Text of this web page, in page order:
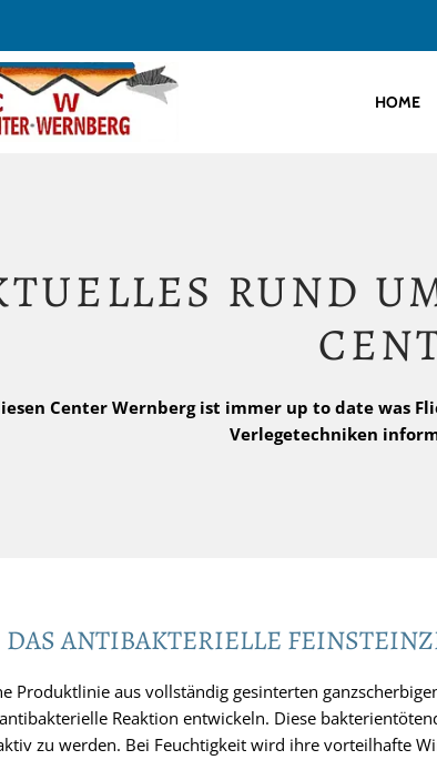
HOME
RUND
Center Wernberg ist immer up to date was
Verlegetechniken
ANTIBAKTERIELLE
Produktlinie aus vollständig gesinterten
Reaktion entwickeln. Diese
zu werden. Bei Feuchtigkeit wird ihre vorteilhafte